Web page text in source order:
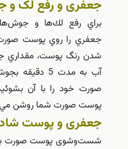
جعفری و رفع لک و
براي رفع لك‌ها و جوش‌هاي
جعفري را روي پوست صورت
شدن رنگ پوست، مقداري جعفري
آب به مدت 5 دقيقه
صورت خود را با آن بشوئيد.
پوست صورت شما روشن مي‌شود.
جعفری و پوست شاداب:
شست‌وشوی پوست صورت با